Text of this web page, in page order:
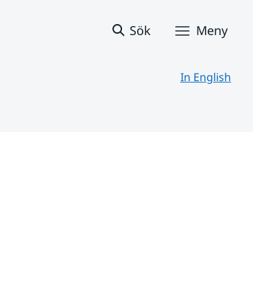
Sök Meny
In English